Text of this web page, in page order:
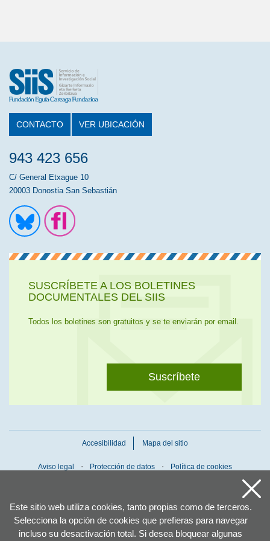
Este sitio web utiliza cookies, tanto propias como de terceros.
Selecciona la opción de cookies que prefieras para navegar
incluso su desactivación total. Si desea bloquear algunas
CONTACTO VER UBICACIÓN
943 423 656
C/ General Etxague 10
20003 Donostia San Sebastián
SUSCRÍBETE A LOS BOLETINES
DOCUMENTALES DEL SIIS
Todos los boletines son gratuitos y se te enviarán por email.
Suscríbete
Accesibilidad Mapa del sitio
Aviso legal Protección de datos Política de cookies